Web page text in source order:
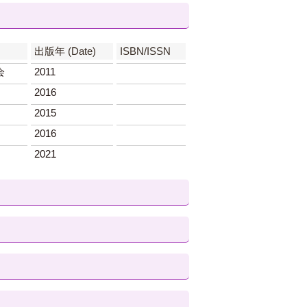
出版年 (Date)
ISBN/ISSN
2011
2016
2015
2016
2021